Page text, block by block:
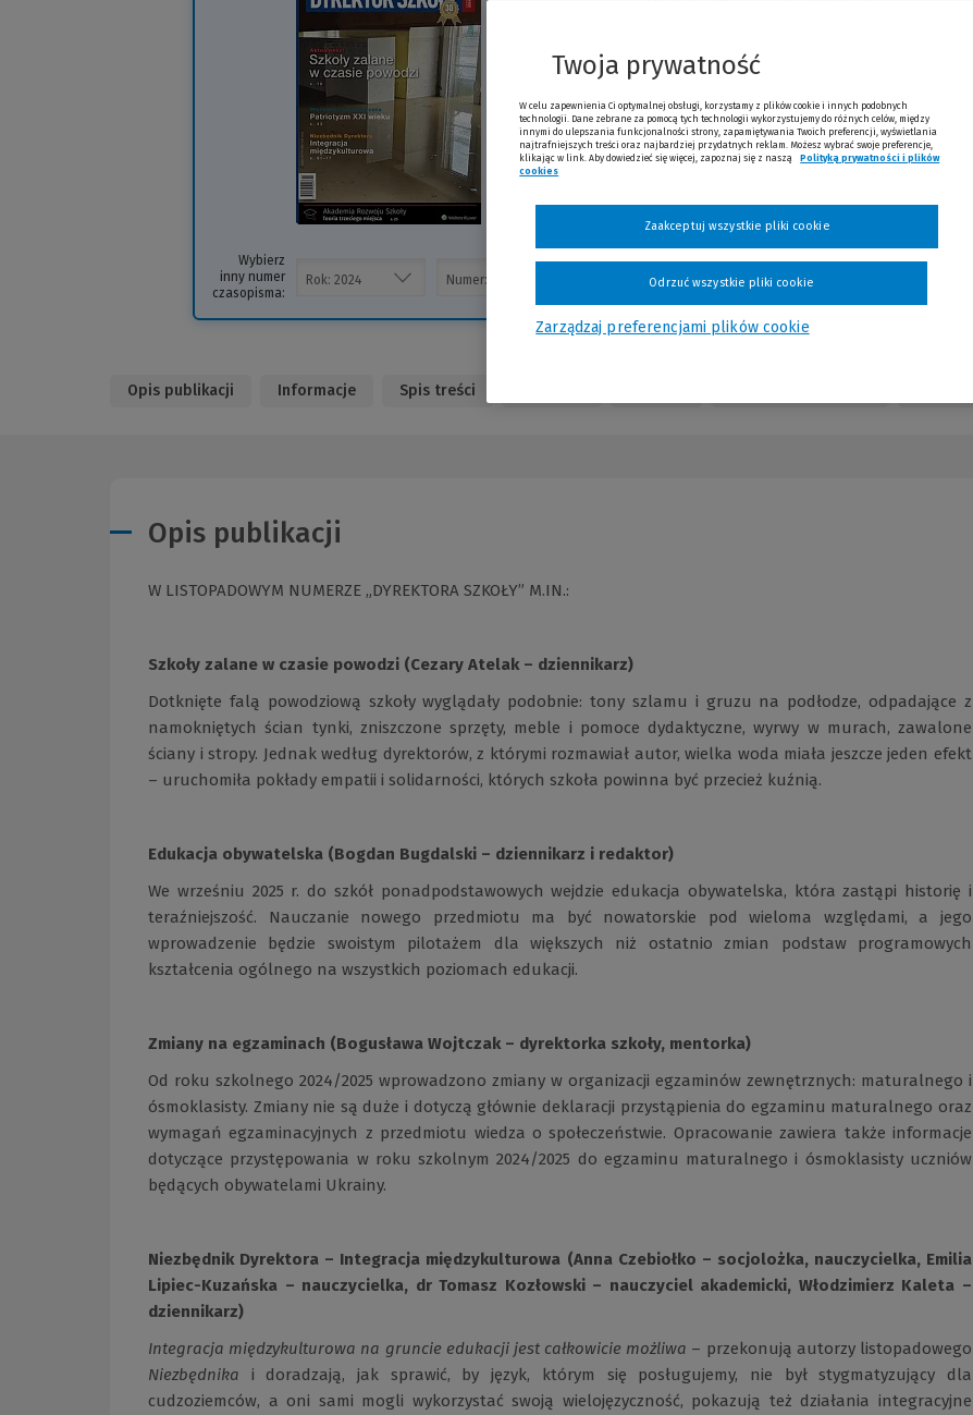
Wybierz
inny numer
czasopisma:
Opis publikacji Informacje Spis treści
Opis publikacji
W LISTOPADOWYM NUMERZE „DYREKTORA SZKOŁY” M.IN.:
Szkoły zalane w czasie powodzi (Cezary Atelak – dziennikarz)
Dotknięte falą powodziową szkoły wyglądały podobnie: tony szlamu i gruzu na podłodze, odpadające z
namokniętych ścian tynki, zniszczone sprzęty, meble i pomoce dydaktyczne, wyrwy w murach, zawalone
ściany i stropy. Jednak według dyrektorów, z którymi rozmawiał autor, wielka woda miała jeszcze jeden efekt
– uruchomiła pokłady empatii i solidarności, których szkoła powinna być przecież kuźnią.
Edukacja obywatelska (Bogdan Bugdalski – dziennikarz i redaktor)
We wrześniu 2025 r. do szkół ponadpodstawowych wejdzie edukacja obywatelska, która zastąpi historię i
teraźniejszość. Nauczanie nowego przedmiotu ma być nowatorskie pod wieloma względami, a jego
wprowadzenie będzie swoistym pilotażem dla większych niż ostatnio zmian podstaw programowych
kształcenia ogólnego na wszystkich poziomach edukacji.
Zmiany na egzaminach (Bogusława Wojtczak – dyrektorka szkoły, mentorka)
Od roku szkolnego 2024/2025 wprowadzono zmiany w organizacji egzaminów zewnętrznych: maturalnego i
ósmoklasisty. Zmiany nie są duże i dotyczą głównie deklaracji przystąpienia do egzaminu maturalnego oraz
wymagań egzaminacyjnych z przedmiotu wiedza o społeczeństwie. Opracowanie zawiera także informacje
dotyczące przystępowania w roku szkolnym 2024/2025 do egzaminu maturalnego i ósmoklasisty uczniów
będących obywatelami Ukrainy.
Niezbędnik Dyrektora – Integracja międzykulturowa (Anna Czebiołko – socjolożka, nauczycielka, Emilia
Lipiec-Kuzańska – nauczycielka, dr Tomasz Kozłowski – nauczyciel akademicki, Włodzimierz Kaleta –
dziennikarz)
Integracja międzykulturowa na gruncie edukacji jest całkowicie możliwa – przekonują autorzy listopadowego
Niezbędnika i doradzają, jak sprawić, by język, którym się posługujemy, nie był stygmatyzujący dla
cudzoziemców, a oni sami mogli wykorzystać swoją wielojęzyczność, pokazują też działania integracyjne
Twoja prywatność
W celu zapewnienia Ci optymalnej obsługi, korzystamy z plików cookie i innych podobnych
technologii. Dane zebrane za pomocą tych technologii wykorzystujemy do różnych celów, między
innymi do ulepszania funkcjonalności strony, zapamiętywania Twoich preferencji, wyświetlania
najtrafniejszych treści oraz najbardziej przydatnych reklam. Możesz wybrać swoje preferencje,
klikając w link. Aby dowiedzieć się więcej, zapoznaj się z naszą
Polityką prywatności i plików
cookies
Zarządzaj preferencjami plików cookie
Odrzuć wszystkie pliki cookie
Zaakceptuj wszystkie pliki cookie